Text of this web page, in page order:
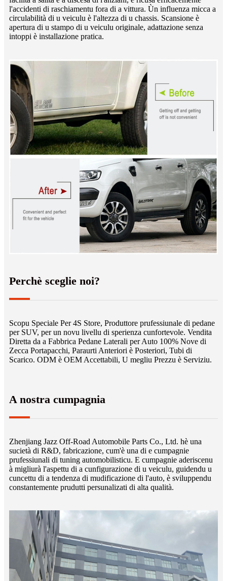
l'accidenti di raschiamentu fora di a vittura. Ùn influenza micca a
circulabilità di u veiculu è l'altezza di u chassis. Scansione è
apertura di u stampo di u veiculu originale, adattazione senza
intoppi è installazione pratica.
Perchè sceglie noi?
Scopu Speciale Per 4S Store, Produttore prufessiunale di pedane
per SUV, per un novu livellu di sperienza cunfortevole. Vendita
Diretta da a Fabbrica Pedane Laterali per Auto 100% Nove di
Zecca Portapacchi, Paraurti Anteriori è Posteriori, Tubi di
Scarico. ODM è OEM Accettabili, U megliu Prezzu è Serviziu.
A nostra cumpagnia
Zhenjiang Jazz Off-Road Automobile Parts Co., Ltd. hè una
sucietà di R&D, fabricazione, cum'è una di e cumpagnie
prufessiunali di tuning automobilisticu. E cumpagnie aderiscenu
à migliurà l'aspettu di a cunfigurazione di u veiculu, guidendu u
cuncettu di a tendenza di mudificazione di l'auto, è sviluppendu
constantemente prudutti persunalizati di alta qualità.